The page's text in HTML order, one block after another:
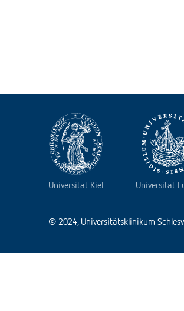
Universität Kiel Universität
© 2024, Universitätsklinikum